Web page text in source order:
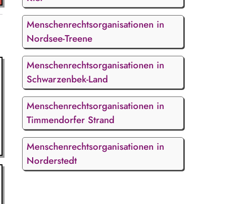
Menschenrechtsorganisationen in
Nordsee-Treene
Menschenrechtsorganisationen in
Schwarzenbek-Land
Menschenrechtsorganisationen in
Timmendorfer Strand
Menschenrechtsorganisationen in
Norderstedt